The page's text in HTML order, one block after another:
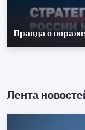
Правда о
Лента